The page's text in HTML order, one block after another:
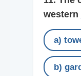
western
a)
b)